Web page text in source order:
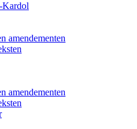
Kardol
amendementen
amendementen